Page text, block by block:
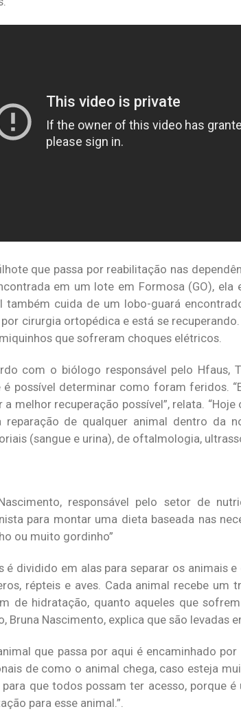
que passa por reabilitação nas
em um lote em Formosa (GO),
também cuida de um lobo-guará
por cirurgia ortopédica e está se
que sofreram choques elétricos.
com o biólogo responsável pelo Hfaus,
é possível determinar como foram feridos.
a melhor recuperação possível”, relata.
reparação de qualquer animal dentro da
(sangue e urina), de oftalmologia,
responsável pelo setor de
para montar uma dieta baseada nas
ou muito gordinho”
é dividido em alas para separar os animais
répteis e aves. Cada animal recebe
de hidratação, quanto aqueles que
Bruna Nascimento, explica que são levadas
que passa por aqui é encaminhado
de como o animal chega, caso esteja
que todos possam ter acesso, porque
para esse animal.”.